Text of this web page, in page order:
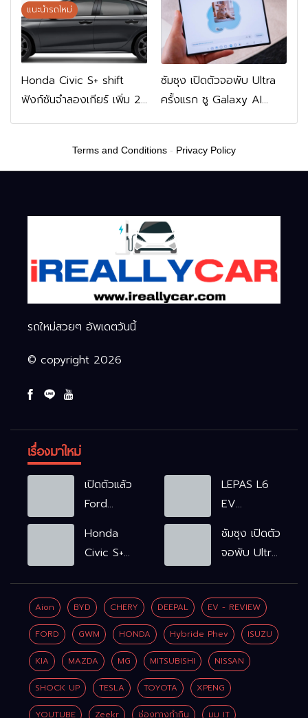
FWD 799,900 บาท
แนะนำรถใหม่
Honda Civic S+ shift
ฟังก์ชันจำลองเกียร์ เพิ่ม 2
หมื่นบาท
ซัมซุง เปิดตัวจอพับ Ultra
ครั้งแรก ชู Galaxy AI
เชื่อมมือถือ-นาฬิกา-แว่น
Terms and Conditions - Privacy Policy
รถใหม่สวยๆ อัพเดตวันนี้
© copyright 2026
เรื่องมาใหม่
เปิดตัวแล้ว
Ford
WOLFTRAK
LEPAS L6
EV
L6 EV
Comfort
FWD
769,900
บาท L6 EV
Premium
FWD
799,900
บาท
Honda
Civic S+
จำลองเกียร์
เพิ่ม 2 หมื่น
บาท
ซัมซุง เปิดตัว
จอพับ Ultra
เชื่อมมือถือ-
นาฬิกา-แว่น
อัจฉริยะ
Aion BYD CHERY DEEPAL EV - REVIEW
FORD GWM HONDA Hybride Phev ISUZU
KIA MAZDA MG MITSUBISHI NISSAN
SHOCK UP TESLA TOYOTA XPENG
YOUTUBE Zeekr ช่องทางทำกิน มุม IT